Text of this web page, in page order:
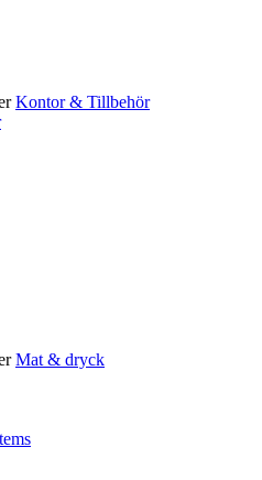
Kontor & Tillbehör
Mat & dryck